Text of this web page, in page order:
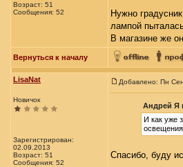
Возраст: 51
Сообщения: 52
Нужно
лампой
В магазине же
Вернуться к началу
LisaNat
Новичок
Зарегистрирован:
02.09.2013
Возраст: 51
Сообщения: 52
Добавлено: Пн
Андрей Я
И как уже
Спасибо, буду